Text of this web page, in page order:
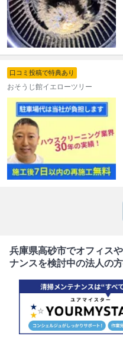
口コミ投稿で特典あり
おそうじ館イエローツリー
兵庫県高砂市でオフィス
ナンスを検討中の法人の